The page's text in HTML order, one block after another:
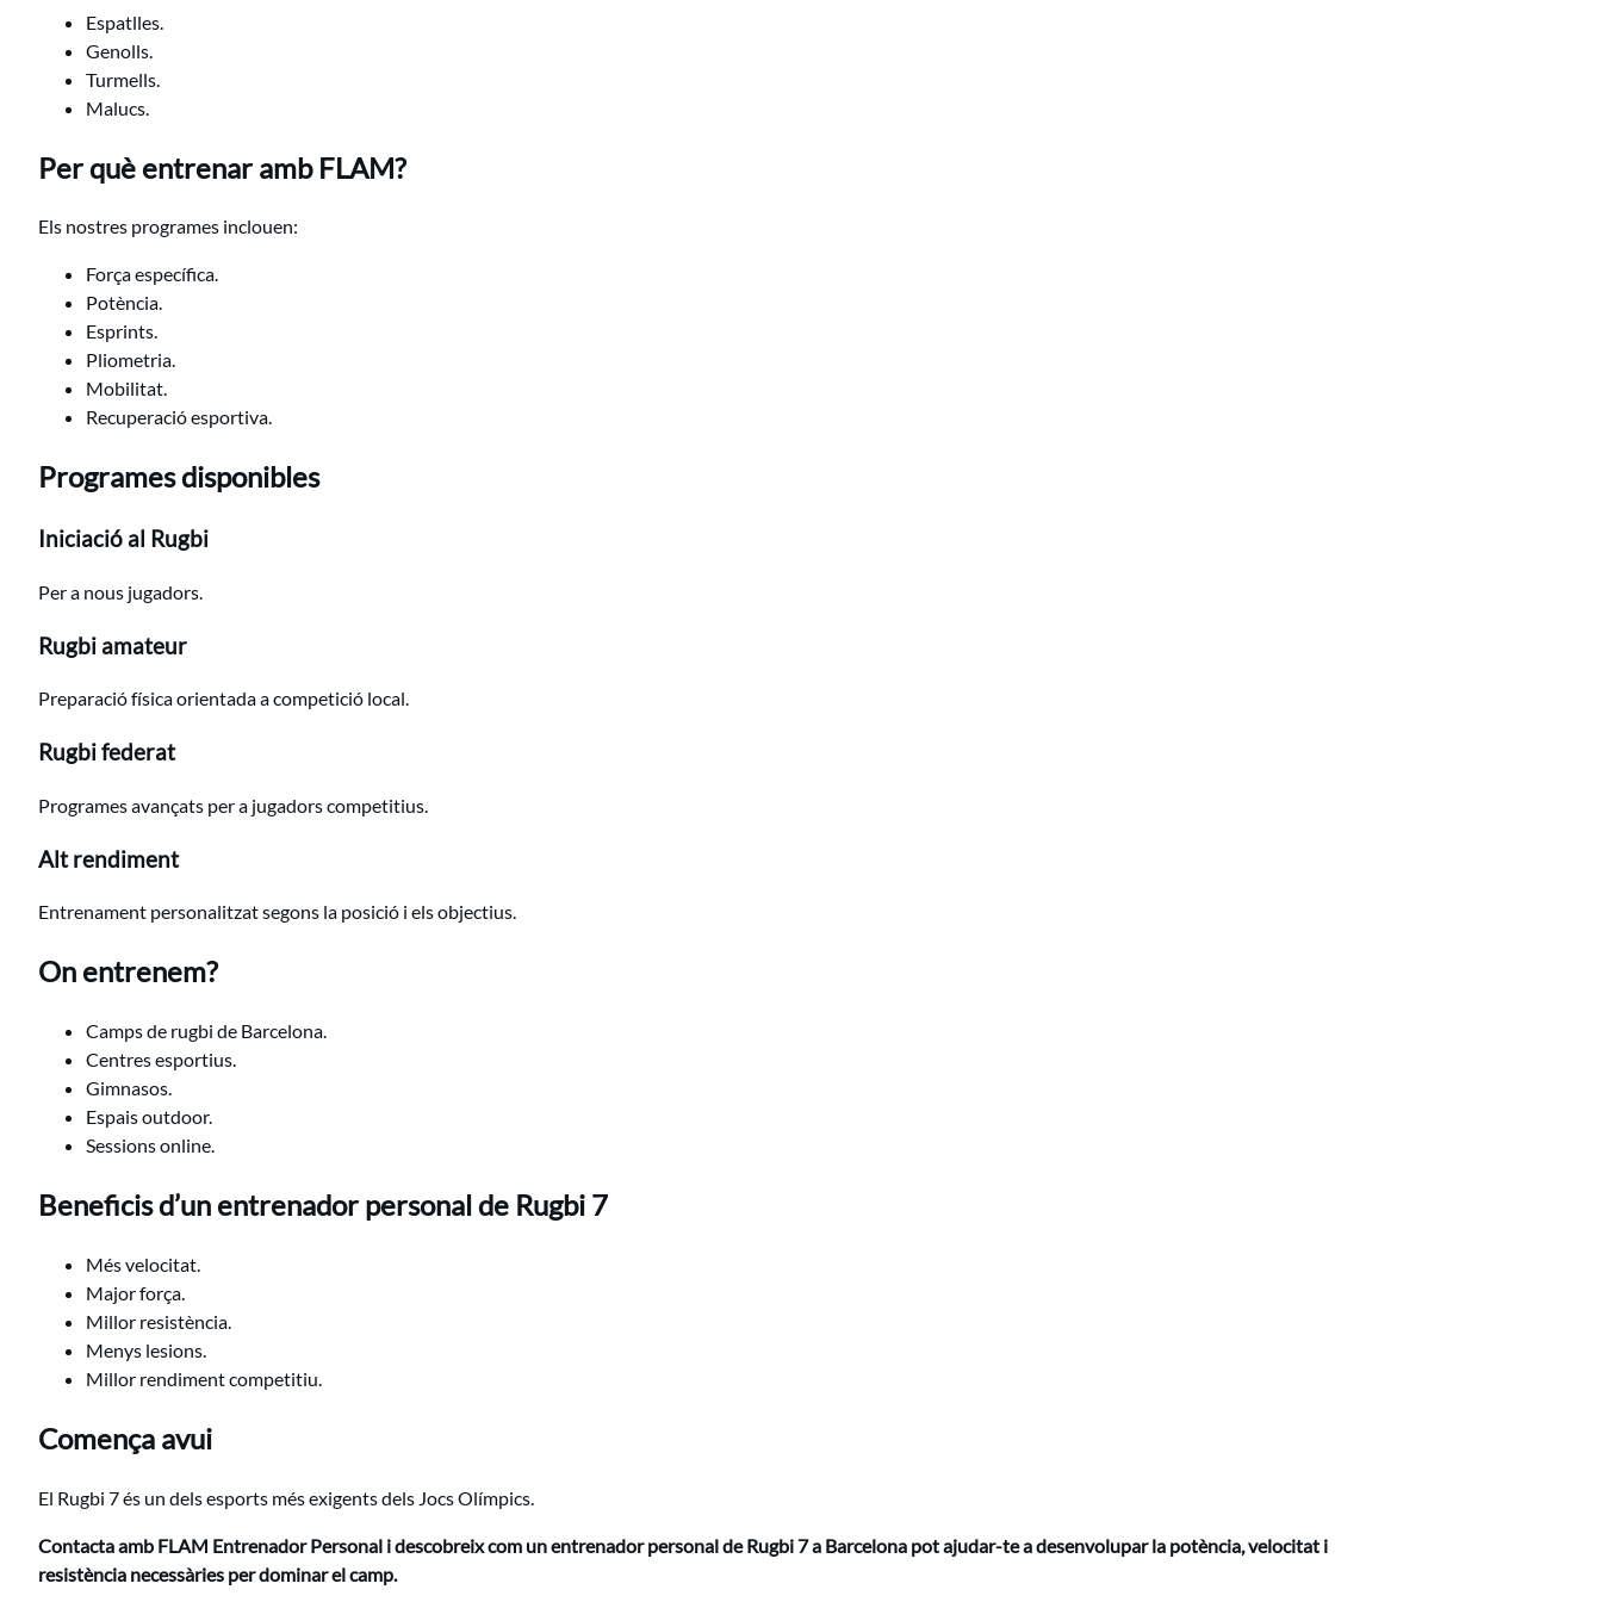
Espatlles.
Genolls.
Turmells.
Malucs.
Per què entrenar amb FLAM?
Els nostres programes inclouen:
Força específica.
Potència.
Esprints.
Pliometria.
Mobilitat.
Recuperació esportiva.
Programes disponibles
Iniciació al Rugbi
Per a nous jugadors.
Rugbi amateur
Preparació física orientada a competició local.
Rugbi federat
Programes avançats per a jugadors competitius.
Alt rendiment
Entrenament personalitzat segons la posició i els objectius.
On entrenem?
Camps de rugbi de Barcelona.
Centres esportius.
Gimnasos.
Espais outdoor.
Sessions online.
Beneficis d’un entrenador personal de Rugbi 7
Més velocitat.
Major força.
Millor resistència.
Menys lesions.
Millor rendiment competitiu.
Comença avui
El Rugbi 7 és un dels esports més exigents dels Jocs Olímpics.
Contacta amb FLAM Entrenador Personal i descobreix com un entrenador personal de Rugbi 7 a Barcelona pot ajudar-te a desenvolupar la potència, velocitat i
resistència necessàries per dominar el camp.